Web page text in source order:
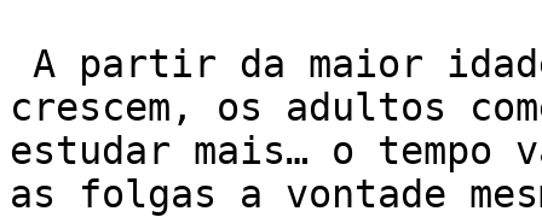
crescem, os adultos
estudar mais… o tempo
as folgas a vontade